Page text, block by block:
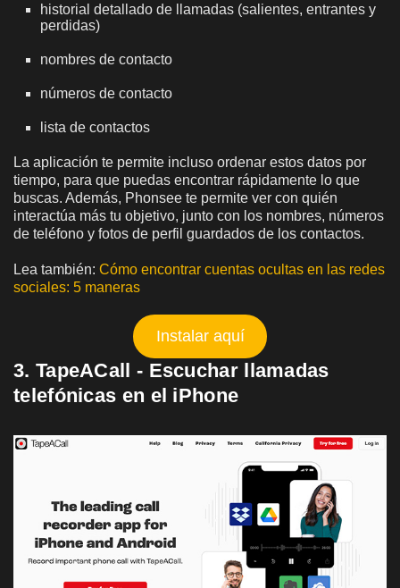
historial detallado de llamadas (salientes, entrantes y
perdidas)
nombres de contacto
números de contacto
lista de contactos
La aplicación te permite incluso ordenar estos datos por
tiempo, para que puedas encontrar rápidamente lo que
buscas. Además, Phonsee te permite ver con quién
interactúa más tu objetivo, junto con los nombres, números
de teléfono y fotos de perfil guardados de los contactos.
Lea también: Cómo encontrar cuentas ocultas en las redes
sociales: 5 maneras
Instalar aquí
3. TapeACall - Escuchar llamadas
telefónicas en el iPhone